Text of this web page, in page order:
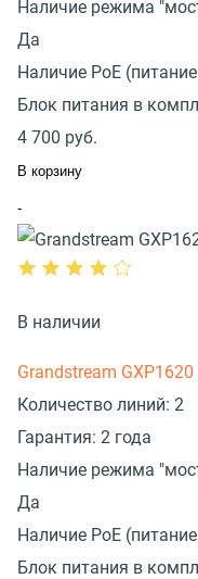
Наличие режима
Да
Наличие PoE
Блок питания в
4 700 руб.
В корзину
-
В наличии
Grandstream GXP1620
Количество линий: 2
Гарантия: 2 года
Наличие режима
Да
Наличие PoE
Блок питания в